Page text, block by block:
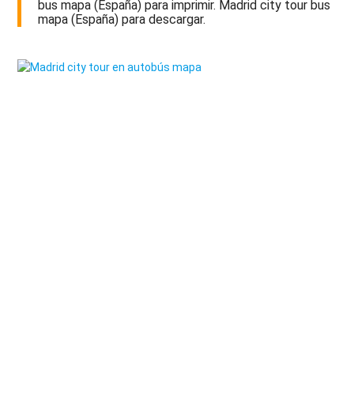
bus mapa (España) para imprimir. Madrid city tour bus
mapa (España) para descargar.